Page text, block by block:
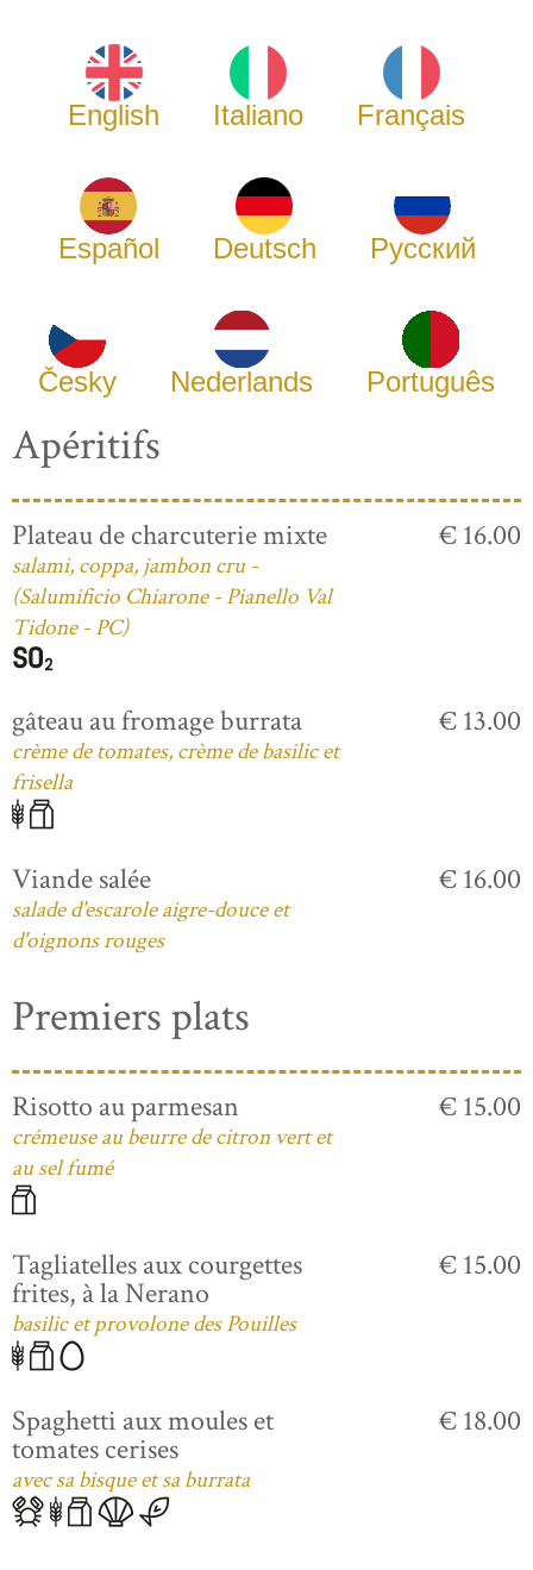
English Italiano Français
Español Deutsch Русский
Česky Nederlands Português
Apéritifs
Plateau de charcuterie mixte
salami, coppa, jambon cru -
(Salumificio Chiarone - Pianello Val
Tidone - PC)
€ 16.00
gâteau au fromage burrata
crème de tomates, crème de basilic et
frisella
€ 13.00
Viande salée
salade d'escarole aigre-douce et
d'oignons rouges
€ 16.00
Premiers plats
Risotto au parmesan
crémeuse au beurre de citron vert et
au sel fumé
€ 15.00
Tagliatelles aux courgettes
frites, à la Nerano
basilic et provolone des Pouilles
€ 15.00
Spaghetti aux moules et
tomates cerises
avec sa bisque et sa burrata
€ 18.00